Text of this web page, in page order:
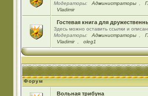
Модераторы:
Администраторы
Vladimir
Гостевая книга для
Здесь можно оставить ссылки и
Модераторы:
Администраторы
Vladimir
oleg1
Форум
Вольная трибуна